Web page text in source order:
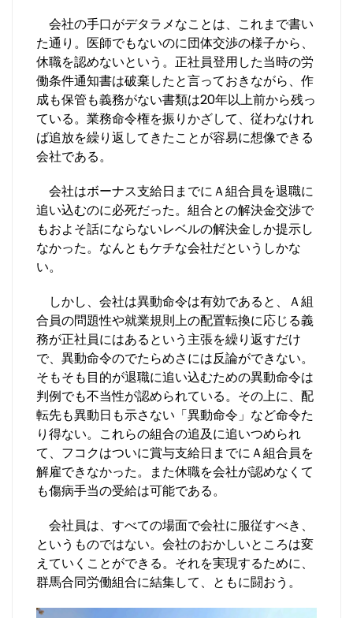
会社の手口がデタラメなことは、これまで書い
た通り。医師でもないのに団体交渉の様子から、
休職を認めないという。正社員登用した当時の労
働条件通知書は破棄したと言っておきながら、作
成も保管も義務がない書類は20年以上前から残っ
ている。業務命令権を振りかざして、従わなけれ
ば追放を繰り返してきたことが容易に想像できる
会社である。
会社はボーナス支給日までにＡ組合員を退職に
追い込むのに必死だった。組合との解決金交渉で
もおよそ話にならないレベルの解決金しか提示し
なかった。なんともケチな会社だというしかな
い。
しかし、会社は異動命令は有効であると、Ａ組
合員の問題性や就業規則上の配置転換に応じる義
務が正社員にはあるという主張を繰り返すだけ
で、異動命令のでたらめさには反論ができない。
そもそも目的が退職に追い込むための異動命令は
判例でも不当性が認められている。その上に、配
転先も異動日も示さない「異動命令」など命令た
り得ない。これらの組合の追及に追いつめられ
て、フコクはついに賞与支給日までにＡ組合員を
解雇できなかった。また休職を会社が認めなくて
も傷病手当の受給は可能である。
会社員は、すべての場面で会社に服従すべき、
というものではない。会社のおかしいところは変
えていくことができる。それを実現するために、
群馬合同労働組合に結集して、ともに闘おう。